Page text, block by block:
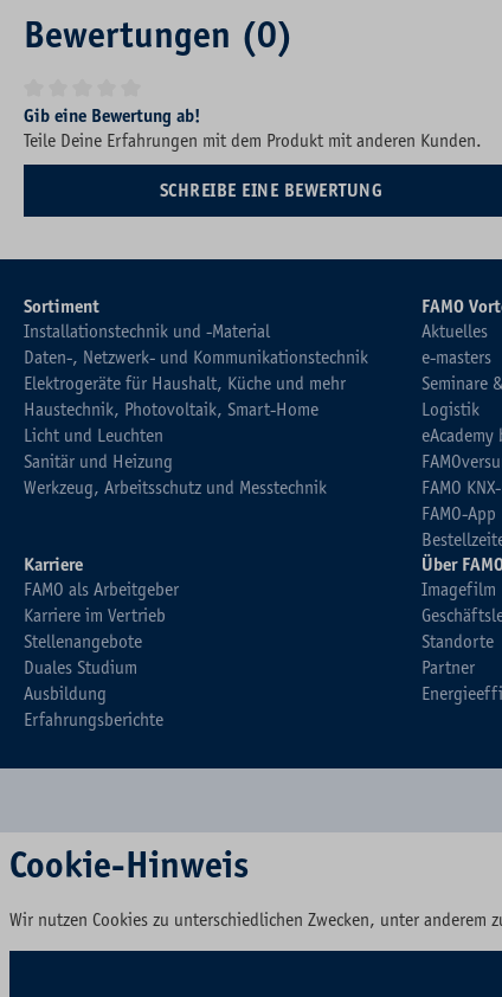
Bewertungen (0)
Durchschnittliche Bewertung von 0 von 5 Sternen
Gib eine Bewertung ab!
Teile Deine Erfahrungen mit dem Produkt mit anderen Kunden.
SCHREIBE EINE BEWERTUNG
Sortiment
Installationstechnik und -Material
Daten-, Netzwerk- und Kommunikationstechnik
Elektrogeräte für Haushalt, Küche und mehr
Haustechnik, Photovoltaik, Smart-Home
Licht und Leuchten
Sanitär und Heizung
Werkzeug, Arbeitsschutz und Messtechnik
FAMO
Aktuelles
e-masters
Seminare
Logistik
eAcademy
FAMO
FAMO-App
Karriere
FAMO als Arbeitgeber
Karriere im Vertrieb
Stellenangebote
Duales Studium
Ausbildung
Erfahrungsberichte
Über
Imagefilm
Standorte
Partner
Cookie-Hinweis
Wir nutzen Cookies zu unterschiedlichen Zwecken, unter